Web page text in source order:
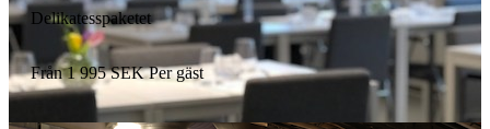
Delikatesspaketet
Från 1 995 SEK Per gäst